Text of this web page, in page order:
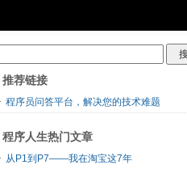
推荐链接
程序员问答平台，解决您的技术难题
程序人生热门文章
从P1到P7——我在淘宝这7年